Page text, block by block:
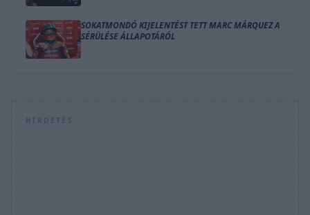
SOKATMONDÓ KIJELENTÉST TETT MARC MÁRQUEZ A
SÉRÜLÉSE ÁLLAPOTÁRÓL
HIRDETÉS